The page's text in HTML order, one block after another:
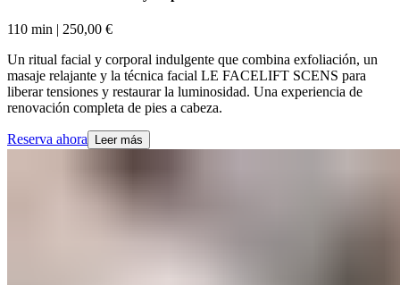
110 min​​​​‌ ‍ ​‍​‍‌‍ ‌ ​‍‌‍‍‌‌‍‌ ‌‍‍‌‌‍ ‍​‍​‍​ ‍‍​‍​‍‌ ​ ‌‍​‌‌‍ ‍‌‍‍‌‌ ‌​‌ ‍‌​‍ ‍‌‍‍‌‌‍ ​‍​‍​‍ ​​‍​‍‌‍‍​‌ ​‍‌‍‌‌‌‍‌‍​‍​‍​ ‍‍​‍​‍‌‍‍​‌ ‌​‌ ‌​‌ ​​‌ ​ ​ ‍‍​‍ ​‍ ‌‍ ​​‍ ‌‌‍​‌‌‍ ‍‌‍‌​​‍ ‌‌ ​‍​‍ ‌‌‍‍​‌‍ ‌ ‌​‌‍‌‌‌‍ ​‌ ​ ​‍ ‌‌ ​ ‌ ‌​‌ ‌‌‌‍‌​‌‍‍‌‌‍ ​‍ ‍‌ ‌‍‌‍‌‌‌ ​‍‌‍​ ‌‍‌‌‌‍ ​​‍ ‍‌‍​‌‌ ​​‌ ​​​‍ ‌‍‍‌‌‍ ‍‌ ‌​‌‍‌‌‌‍ ‍‌ ‌​​‍ ‌‍‌‌‌‍‌​‌‍‍‌‌ ‌​​‍ ‌‍ ‌‌‍ ‌‍‌​‌‍‌‌​ ‌‌ ​​‌ ​‍‌‍‌‌‌ ​ ‌‍‌‌‌‍ ‍‌ ‌​‌‍​‌‌ ‌​‌‍‍‌‌‍ ‌‍ ‍​ ‍ ‌‍‍‌‌‍‌​​ ‌‌‍‌‌‌‍​‌​ ‍​​ ​‌‌‍​ ‌‍​ ​ ​‍​ ​‍​‍ ‌​ ‍‌‌‍‌‍​ ‍​​ ​ ​‍ ‌​ ‌​‌‍​‌‌‍​‍​ ‌ ​‍ ‌​ ‍​​ ‍‌‌‍‌​​ ​ ​‍ ‌‌‍​‌​ ‌ ​ ‍​​ ‍​​ ‌‍‌‍‌​‌‍​‍​ ​‌​ ‍​​ ‌‌​ ​‍‌‍‌‍​ ‍ ‌ ‌​‌ ‍‌‌ ​​‌‍‌‌​ ‌‌‍‍​‌‍ ‌ ‌​‌‍‌‌‌‍ ​‌‌‌​‌ ​‍‌‍‌‌‌‍​‌‌ ‌​‌‍ ‌‌‍‌‌‌‍ ‍‌ ‌​​ ‍ ‌ ​​‌‍​‌‌ ‌​‌‍‍​​ ‌‌ ‌​‌‍‍‌‌‍ ‌‌‍‌‌​ ‌‍​‍‌‍​‌‌ ​ ‌‍‌‌‌‌‌‌‌ ​‍‌‍ ​​ ‌‌‍‍​‌ ‌​‌ ‌​‌ ​​‌ ​ ​‍‌‌​ ​ ‌​​‌​‍‌‌​ ​‍‌​‌‍​‍‌‌​ ​‍‌​‌‍‌‍ ​​‍ ‌‌‍​‌‌‍ ‍‌‍‌​​‍ ‌‌ ​‍​‍ ‌‌‍‍​‌‍ ‌ ‌​‌‍‌‌‌‍ ​‌ ​ ​‍ ‌‌ ​ ‌ ‌​‌ ‌‌‌‍‌​‌‍‍‌‌‍ ​‍ ‍‌ ‌‍‌‍‌‌‌ ​‍‌‍​ ‌‍‌‌‌‍ ​​‍ ‍‌‍​‌‌ ​​‌ ​​​‍‌‍‌‍‍‌‌‍‌​​ ‌‌‍‌‌‌‍​‌​ ‍​​ ​‌‌‍​ ‌‍​ ​ ​‍​ ​‍​‍ ‌​ ‍‌‌‍‌‍​ ‍​​ ​ ​‍ ‌​ ‌​‌‍​‌‌‍​‍​ ‌ ​‍ ‌​ ‍​​ ‍‌‌‍‌​​ ​ ​‍ ‌‌‍​‌​ ‌ ​ ‍​​ ‍​​ ‌‍‌‍‌​‌‍​‍​ ​‌​ ‍​​ ‌‌​ ​‍‌‍‌‍​‍‌‍‌ ‌​‌ ‍‌‌ ​​‌‍‌‌​ ‌‌‍‍​‌‍ ‌ ‌​‌‍‌‌‌‍ ​‌‌‌​‌ ​‍‌‍‌‌‌‍​‌‌ ‌​‌‍ ‌‌‍‌‌‌‍ ‍‌ ‌​​‍‌‍‌ ​​‌‍​‌‌ ‌​‌‍‍​​ ‌‌ ‌​‌‍‍‌‌‍ ‌‌‍‌‌​‍‌‍‌ ​​‌‍‌‌‌ ​‍‌ ​ ‌ ​​‌‍‌‌‌‍​ ‌ ‌​‌‍‍‌‌ ‌‍‌‍‌‌​ ‌‌ ​​‌ ‌‌‌‍​‍‌‍ ​‌‍‍‌‌ ​ ‌‍‍​‌‍‌‌‌‍‌​​‍​‍‌ ‌ | 250,00 €​​​​‌ ‍ ​‍​‍‌‍ ‌ ​‍‌‍‍‌‌‍‌ ‌‍‍‌‌‍ ‍​‍​‍​ ‍‍​‍​‍‌ ​ ‌‍​‌‌‍ ‍‌‍‍‌‌ ‌​‌ ‍‌​‍ ‍‌‍‍‌‌‍ ​‍​‍​‍ ​​‍​‍‌‍‍​‌ ​‍‌‍‌‌‌‍‌‍​‍​‍​ ‍‍​‍​‍‌‍‍​‌ ‌​‌ ‌​‌ ​​‌ ​ ​ ‍‍​‍ ​‍ ‌‍ ​​‍ ‌‌‍​‌‌‍ ‍‌‍‌​​‍ ‌‌ ​‍​‍ ‌‌‍‍​‌‍ ‌ ‌​‌‍‌‌‌‍ ​‌ ​ ​‍ ‌‌ ​ ‌ ‌​‌ ‌‌‌‍‌​‌‍‍‌‌‍ ​‍ ‍‌ ‌‍‌‍‌‌‌ ​‍‌‍​ ‌‍‌‌‌‍ ​​‍ ‍‌‍​‌‌ ​​‌ ​​​‍ ‌‍‍‌‌‍ ‍‌ ‌​‌‍‌‌‌‍ ‍‌ ‌​​‍ ‌‍‌‌‌‍‌​‌‍‍‌‌ ‌​​‍ ‌‍ ‌‌‍ ‌‍‌​‌‍‌‌​ ‌‌ ​​‌ ​‍‌‍‌‌‌ ​ ‌‍‌‌‌‍ ‍‌ ‌​‌‍​‌‌ ‌​‌‍‍‌‌‍ ‌‍ ‍​ ‍ ‌‍‍‌‌‍‌​​ ‌‌‍‌‌‌‍​‌​ ‍​​ ​‌‌‍​ ‌‍​ ​ ​‍​ ​‍​‍ ‌​ ‍‌‌‍‌‍​ ‍​​ ​ ​‍ ‌​ ‌​‌‍​‌‌‍​‍​ ‌ ​‍ ‌​ ‍​​ ‍‌‌‍‌​​ ​ ​‍ ‌‌‍​‌​ ‌ ​ ‍​​ ‍​​ ‌‍‌‍‌​‌‍​‍​ ​‌​ ‍​​ ‌‌​ ​‍‌‍‌‍​ ‍ ‌ ‌​‌ ‍‌‌ ​​‌‍‌‌​ ‌‌‍‍​‌‍ ‌ ‌​‌‍‌‌‌‍ ​‌‌‌​‌ ​‍‌‍‌‌‌‍​‌‌ ‌​‌‍ ‌‌‍‌‌‌‍ ‍‌ ‌​​ ‍ ‌ ​​‌‍​‌‌ ‌​‌‍‍​​ ‌‌ ​​‌ ​‍‌‍‍‌‌‍​ ‌‍‌‌​ ‌‍​‍‌‍​‌‌ ​ ‌‍‌‌‌‌‌‌‌ ​‍‌‍ ​​ ‌‌‍‍​‌ ‌​‌ ‌​‌ ​​‌ ​ ​‍‌‌​ ​ ‌​​‌​‍‌‌​ ​‍‌​‌‍​‍‌‌​ ​‍‌​‌‍‌‍ ​​‍ ‌‌‍​‌‌‍ ‍‌‍‌​​‍ ‌‌ ​‍​‍ ‌‌‍‍​‌‍ ‌ ‌​‌‍‌‌‌‍ ​‌ ​ ​‍ ‌‌ ​ ‌ ‌​‌ ‌‌‌‍‌​‌‍‍‌‌‍ ​‍ ‍‌ ‌‍‌‍‌‌‌ ​‍‌‍​ ‌‍‌‌‌‍ ​​‍ ‍‌‍​‌‌ ​​‌ ​​​‍‌‍‌‍‍‌‌‍‌​​ ‌‌‍‌‌‌‍​‌​ ‍​​ ​‌‌‍​ ‌‍​ ​ ​‍​ ​‍​‍ ‌​ ‍‌‌‍‌‍​ ‍​​ ​ ​‍ ‌​ ‌​‌‍​‌‌‍​‍​ ‌ ​‍ ‌​ ‍​​ ‍‌‌‍‌​​ ​ ​‍ ‌‌‍​‌​ ‌ ​ ‍​​ ‍​​ ‌‍‌‍‌​‌‍​‍​ ​‌​ ‍​​ ‌‌​ ​‍‌‍‌‍​‍‌‍‌ ‌​‌ ‍‌‌ ​​‌‍‌‌​ ‌‌‍‍​‌‍ ‌ ‌​‌‍‌‌‌‍ ​‌‌‌​‌ ​‍‌‍‌‌‌‍​‌‌ ‌​‌‍ ‌‌‍‌‌‌‍ ‍‌ ‌​​‍‌‍‌ ​​‌‍​‌‌ ‌​‌‍‍​​ ‌‌ ​​‌ ​‍‌‍‍‌‌‍​ ‌‍‌‌​‍‌‍‌ ​​‌‍‌‌‌ ​‍‌ ​ ‌ ​​‌‍‌‌‌‍​ ‌ ‌​‌‍‍‌‌ ‌‍‌‍‌‌​ ‌‌ ​​‌ ‌‌‌‍​‍‌‍ ​‌‍‍‌‌ ​ ‌‍‍​‌‍‌‌‌‍‌​​‍​‍‌ ‌
Un ritual facial y corporal indulgente que combina exfoliación, un
masaje relajante y la técnica facial LE FACELIFT SCENS para
liberar tensiones y restaurar la luminosidad. Una experiencia de
renovación completa de pies a cabeza.​​​​‌ ‍ ​‍​‍‌‍ ‌ ​‍‌‍‍‌‌‍‌ ‌‍‍‌‌‍ ‍​‍​‍​ ‍‍​‍​‍‌ ​ ‌‍​‌‌‍ ‍‌‍‍‌‌ ‌​‌ ‍‌​‍ ‍‌‍‍‌‌‍ ​‍​‍​‍ ​​‍​‍‌‍‍​‌ ​‍‌‍‌‌‌‍‌‍​‍​‍​ ‍‍​‍​‍‌‍‍​‌ ‌​‌ ‌​‌ ​​‌ ​ ​ ‍‍​‍ ​‍ ‌‍ ​​‍ ‌‌‍​‌‌‍ ‍‌‍‌​​‍ ‌‌ ​‍​‍ ‌‌‍‍​‌‍ ‌ ‌​‌‍‌‌‌‍ ​‌ ​ ​‍ ‌‌ ​ ‌ ‌​‌ ‌‌‌‍‌​‌‍‍‌‌‍ ​‍ ‍‌ ‌‍‌‍‌‌‌ ​‍‌‍​ ‌‍‌‌‌‍ ​​‍ ‍‌‍​‌‌ ​​‌ ​​​‍ ‌‍‍‌‌‍ ‍‌ ‌​‌‍‌‌‌‍ ‍‌ ‌​​‍ ‌‍‌‌‌‍‌​‌‍‍‌‌ ‌​​‍ ‌‍ ‌‌‍ ‌‍‌​‌‍‌‌​ ‌‌ ​​‌ ​‍‌‍‌‌‌ ​ ‌‍‌‌‌‍ ‍‌ ‌​‌‍​‌‌ ‌​‌‍‍‌‌‍ ‌‍ ‍​ ‍ ‌‍‍‌‌‍‌​​ ‌‌‍‌‌‌‍​‌​ ‍​​ ​‌‌‍​ ‌‍​ ​ ​‍​ ​‍​‍ ‌​ ‍‌‌‍‌‍​ ‍​​ ​ ​‍ ‌​ ‌​‌‍​‌‌‍​‍​ ‌ ​‍ ‌​ ‍​​ ‍‌‌‍‌​​ ​ ​‍ ‌‌‍​‌​ ‌ ​ ‍​​ ‍​​ ‌‍‌‍‌​‌‍​‍​ ​‌​ ‍​​ ‌‌​ ​‍‌‍‌‍​ ‍ ‌ ‌​‌ ‍‌‌ ​​‌‍‌‌​ ‌‌‍‍​‌‍ ‌ ‌​‌‍‌‌‌‍ ​‌‌‌​‌ ​‍‌‍‌‌‌‍​‌‌ ‌​‌‍ ‌‌‍‌‌‌‍ ‍‌ ‌​​ ‍ ‌ ​​‌‍​‌‌ ‌​‌‍‍​​ ‌‌‍‌​‌‍‌‌‌ ​ ‌‍​ ‌ ​‍‌‍‍‌‌ ​​‌ ‌​‌‍‍‌‌‍ ‌‍ ‍​ ‌‍​‍‌‍​‌‌ ​ ‌‍‌‌‌‌‌‌‌ ​‍‌‍ ​​ ‌‌‍‍​‌ ‌​‌ ‌​‌ ​​‌ ​ ​‍‌‌​ ​ ‌​​‌​‍‌‌​ ​‍‌​‌‍​‍‌‌​ ​‍‌​‌‍‌‍ ​​‍ ‌‌‍​‌‌‍ ‍‌‍‌​​‍ ‌‌ ​‍​‍ ‌‌‍‍​‌‍ ‌ ‌​‌‍‌‌‌‍ ​‌ ​ ​‍ ‌‌ ​ ‌ ‌​‌ ‌‌‌‍‌​‌‍‍‌‌‍ ​‍ ‍‌ ‌‍‌‍‌‌‌ ​‍‌‍​ ‌‍‌‌‌‍ ​​‍ ‍‌‍​‌‌ ​​‌ ​​​‍‌‍‌‍‍‌‌‍‌​​ ‌‌‍‌‌‌‍​‌​ ‍​​ ​‌‌‍​ ‌‍​ ​ ​‍​ ​‍​‍ ‌​ ‍‌‌‍‌‍​ ‍​​ ​ ​‍ ‌​ ‌​‌‍​‌‌‍​‍​ ‌ ​‍ ‌​ ‍​​ ‍‌‌‍‌​​ ​ ​‍ ‌‌‍​‌​ ‌ ​ ‍​​ ‍​​ ‌‍‌‍‌​‌‍​‍​ ​‌​ ‍​​ ‌‌​ ​‍‌‍‌‍​‍‌‍‌ ‌​‌ ‍‌‌ ​​‌‍‌‌​ ‌‌‍‍​‌‍ ‌ ‌​‌‍‌‌‌‍ ​‌‌‌​‌ ​‍‌‍‌‌‌‍​‌‌ ‌​‌‍ ‌‌‍‌‌‌‍ ‍‌ ‌​​‍‌‍‌ ​​‌‍​‌‌ ‌​‌‍‍​​ ‌‌‍‌​‌‍‌‌‌ ​ ‌‍​ ‌ ​‍‌‍‍‌‌ ​​‌ ‌​‌‍‍‌‌‍ ‌‍ ‍​‍‌‍‌ ​​‌‍‌‌‌ ​‍‌ ​ ‌ ​​‌‍‌‌‌‍​ ‌ ‌​‌‍‍‌‌ ‌‍‌‍‌‌​ ‌‌ ​​‌ ‌‌‌‍​‍‌‍ ​‌‍‍‌‌ ​ ‌‍‍​‌‍‌‌‌‍‌​​‍​‍‌ ‌
Reserva ahora​​​​‌ ‍ ​‍​‍‌‍ ‌ ​‍‌‍‍‌‌‍‌ ‌‍‍‌‌‍ ‍​‍​‍​ ‍‍​‍​‍‌ ​ ‌‍​‌‌‍ ‍‌‍‍‌‌ ‌​‌ ‍‌​‍ ‍‌‍‍‌‌‍ ​‍​‍​‍ ​​‍​‍‌‍‍​‌ ​‍‌‍‌‌‌‍‌‍​‍​‍​ ‍‍​‍​‍‌‍‍​‌ ‌​‌ ‌​‌ ​​‌ ​ ​ ‍‍​‍ ​‍ ‌‍ ​​‍ ‌‌‍​‌‌‍ ‍‌‍‌​​‍ ‌‌ ​‍​‍ ‌‌‍‍​‌‍ ‌ ‌​‌‍‌‌‌‍ ​‌ ​ ​‍ ‌‌ ​ ‌ ‌​‌ ‌‌‌‍‌​‌‍‍‌‌‍ ​‍ ‍‌ ‌‍‌‍‌‌‌ ​‍‌‍​ ‌‍‌‌‌‍ ​​‍ ‍‌‍​‌‌ ​​‌ ​​​‍ ‌‍‍‌‌‍ ‍‌ ‌​‌‍‌‌‌‍ ‍‌ ‌​​‍ ‌‍‌‌‌‍‌​‌‍‍‌‌ ‌​​‍ ‌‍ ‌‌‍ ‌‍‌​‌‍‌‌​ ‌‌ ​​‌ ​‍‌‍‌‌‌ ​ ‌‍‌‌‌‍ ‍‌ ‌​‌‍​‌‌ ‌​‌‍‍‌‌‍ ‌‍ ‍​ ‍ ‌‍‍‌‌‍‌​​ ‌‌‍‌‌‌‍​‌​ ‍​​ ​‌‌‍​ ‌‍​ ​ ​‍​ ​‍​‍ ‌​ ‍‌‌‍‌‍​ ‍​​ ​ ​‍ ‌​ ‌​‌‍​‌‌‍​‍​ ‌ ​‍ ‌​ ‍​​ ‍‌‌‍‌​​ ​ ​‍ ‌‌‍​‌​ ‌ ​ ‍​​ ‍​​ ‌‍‌‍‌​‌‍​‍​ ​‌​ ‍​​ ‌‌​ ​‍‌‍‌‍​ ‍ ‌ ‌​‌ ‍‌‌ ​​‌‍‌‌​ ‌‌‍‍​‌‍ ‌ ‌​‌‍‌‌‌‍ ​‌‌‌​‌ ​‍‌‍‌‌‌‍​‌‌ ‌​‌‍ ‌‌‍‌‌‌‍ ‍‌ ‌​​ ‍ ‌ ​​‌‍​‌‌ ‌​‌‍‍​​ ‌‌‍​ ‌ ‌​‌‍​‌​‍ ‍‌‍ ​‌‍​‌‌‍​‍‌‍‌‌‌‍ ​​ ‌‍​‍‌‍​‌‌ ​ ‌‍‌‌‌‌‌‌‌ ​‍‌‍ ​​ ‌‌‍‍​‌ ‌​‌ ‌​‌ ​​‌ ​ ​‍‌‌​ ​ ‌​​‌​‍‌‌​ ​‍‌​‌‍​‍‌‌​ ​‍‌​‌‍‌‍ ​​‍ ‌‌‍​‌‌‍ ‍‌‍‌​​‍ ‌‌ ​‍​‍ ‌‌‍‍​‌‍ ‌ ‌​‌‍‌‌‌‍ ​‌ ​ ​‍ ‌‌ ​ ‌ ‌​‌ ‌‌‌‍‌​‌‍‍‌‌‍ ​‍ ‍‌ ‌‍‌‍‌‌‌ ​‍‌‍​ ‌‍‌‌‌‍ ​​‍ ‍‌‍​‌‌ ​​‌ ​​​‍‌‍‌‍‍‌‌‍‌​​ ‌‌‍‌‌‌‍​‌​ ‍​​ ​‌‌‍​ ‌‍​ ​ ​‍​ ​‍​‍ ‌​ ‍‌‌‍‌‍​ ‍​​ ​ ​‍ ‌​ ‌​‌‍​‌‌‍​‍​ ‌ ​‍ ‌​ ‍​​ ‍‌‌‍‌​​ ​ ​‍ ‌‌‍​‌​ ‌ ​ ‍​​ ‍​​ ‌‍‌‍‌​‌‍​‍​ ​‌​ ‍​​ ‌‌​ ​‍‌‍‌‍​‍‌‍‌ ‌​‌ ‍‌‌ ​​‌‍‌‌​ ‌‌‍‍​‌‍ ‌ ‌​‌‍‌‌‌‍ ​‌‌‌​‌ ​‍‌‍‌‌‌‍​‌‌ ‌​‌‍ ‌‌‍‌‌‌‍ ‍‌ ‌​​‍‌‍‌ ​​‌‍​‌‌ ‌​‌‍‍​​ ‌‌‍​ ‌ ‌​‌‍​‌​‍ ‍‌‍ ​‌‍​‌‌‍​‍‌‍‌‌‌‍ ​​‍‌‍‌ ​​‌‍‌‌‌ ​‍‌ ​ ‌ ​​‌‍‌‌‌‍​ ‌ ‌​‌‍‍‌‌ ‌‍‌‍‌‌​ ‌‌ ​​‌ ‌‌‌‍​‍‌‍ ​‌‍‍‌‌ ​ ‌‍‍​‌‍‌‌‌‍‌​​‍​‍‌ ‌ Leer más